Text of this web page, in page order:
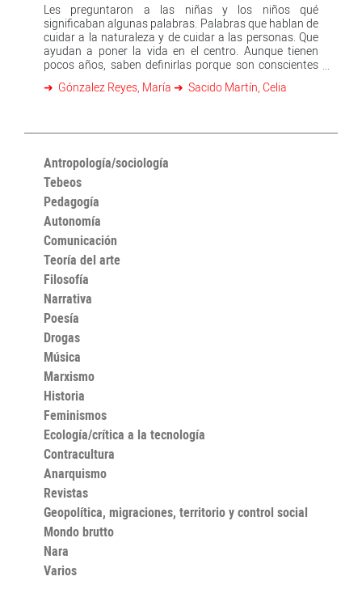
Les preguntaron a las niñas y los niños qué
significaban algunas palabras. Palabras que hablan de
cuidar a la naturaleza y de cuidar a las personas. Que
ayudan a poner la vida en el centro. Aunque tienen
pocos años, saben definirlas porque son conscientes
poder treparlos y conocen los mejores recovecos del
son igual de importantes que poder comer cuando
letra del abecedario, surgió una historia...
Gónzalez Reyes, María Sacido Martín, Celia
Antropología/sociología
Tebeos
Pedagogía
Autonomía
Comunicación
Teoría del arte
Filosofía
Narrativa
Poesía
Drogas
Música
Marxismo
Historia
Feminismos
Ecología/crítica a la tecnología
Contracultura
Anarquismo
Revistas
Geopolítica, migraciones, territorio y control social
Mondo brutto
Nara
Varios